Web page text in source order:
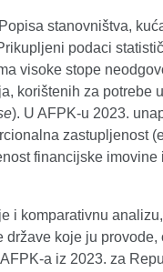
stanovništva,
podaci
visoke stope
korištenih za potrebe
). U AFPK-u 2023.
zastupljenost
financijske imovine
i komparativnu
koje ju provode,
a iz 2023. za